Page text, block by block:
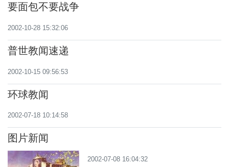
要面包不要战争
2002-10-28 15:32:06
普世教闻速递
2002-10-15 09:56:53
环球教闻
2002-07-18 10:14:58
图片新闻
2002-07-08 16:04:32